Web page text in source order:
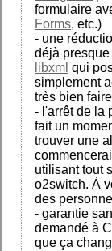
formulaire
Forms, etc.)
- une
déjà
libxml qui
simplement
très bien
- l'arrêt de la
fait un
trouver une
utilisant tout
o2switch. À
des
- garantie
demandé à
que ça